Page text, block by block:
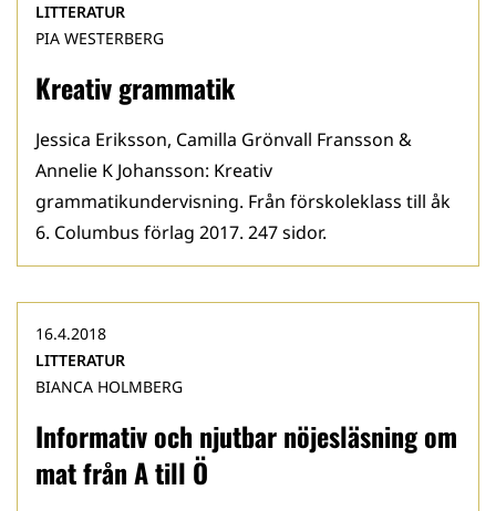
Kreativ grammatik
LITTERATUR
PIA WESTERBERG
Jessica Eriksson, Camilla Grönvall Fransson &
Annelie K Johansson: Kreativ
grammatikundervisning. Från förskoleklass till åk
6. Columbus förlag 2017. 247 sidor.
Informativ och njutbar nöjesläsning om
mat från A till Ö
16.4.2018
LITTERATUR
BIANCA HOLMBERG